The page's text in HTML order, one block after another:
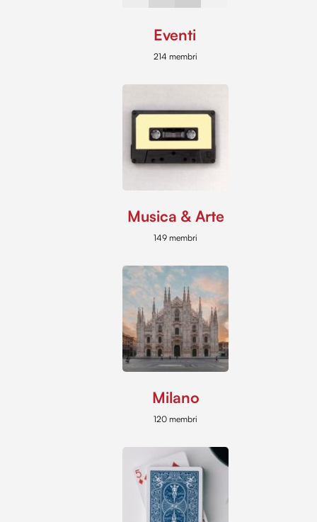
Eventi
214 membri
Musica & Arte
149 membri
Milano
120 membri